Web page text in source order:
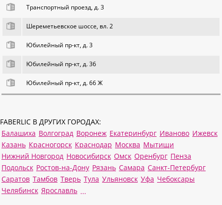
Транспортный проезд, д. 3
Шереметьевское шоссе, вл. 2
Юбилейный пр-кт, д. 3
Юбилейный пр-кт, д. 36
Юбилейный пр-кт, д. 66 Ж
FABERLIC В ДРУГИХ ГОРОДАХ:
Балашиха Волгоград Воронеж Екатеринбург Иваново Ижевск
Казань Красногорск Краснодар Москва Мытищи
Нижний Новгород Новосибирск Омск Оренбург Пенза
Подольск Ростов-на-Дону Рязань Самара Санкт-Петербург
Саратов Тамбов Тверь Тула Ульяновск Уфа Чебоксары
Челябинск Ярославль ...